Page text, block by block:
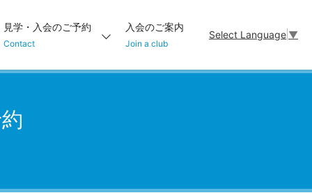
Select Language ▼
見学・入会のご予約
Contact
入会のご案内
Join a club